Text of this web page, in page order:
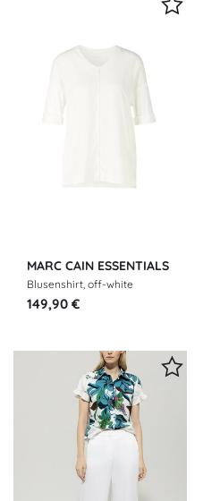
MARC CAIN ESSENTIALS
Blusenshirt, off-white
149,90 €